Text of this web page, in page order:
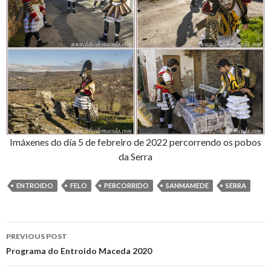
Imáxenes do día 5 de febreiro de 2022 percorrendo os pobos
da Serra
ENTROIDO FELO PERCORRIDO SANMAMEDE SERRA
navigation
PREVIOUS POST
Programa do Entroido Maceda 2020